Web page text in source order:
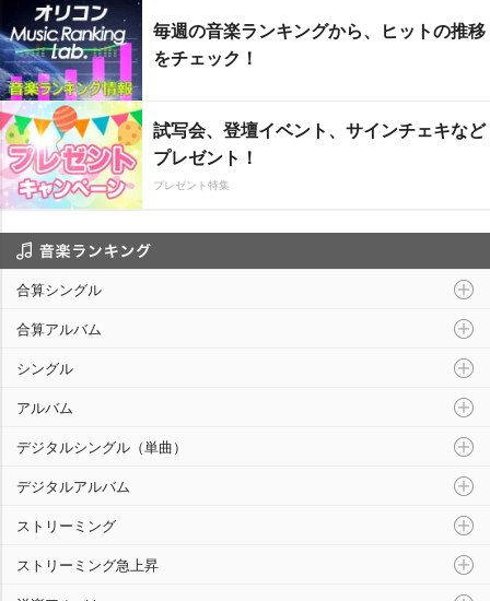
毎週の音楽ランキングから、ヒットの推移
をチェック！
試写会、登壇イベント、サインチェキなど
プレゼント！
プレゼント特集
合算シングル
合算アルバム
シングル
アルバム
デジタルシングル（単曲）
デジタルアルバム
ストリーミング
ストリーミング急上昇